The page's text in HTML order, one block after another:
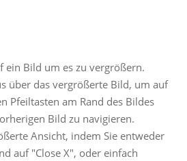
ein Bild um es zu vergrößern.
über das vergrößerte Bild, um auf
Pfeiltasten am Rand des Bildes
Bild zu navigieren.
Ansicht, indem Sie entweder
auf "Close X", oder einfach